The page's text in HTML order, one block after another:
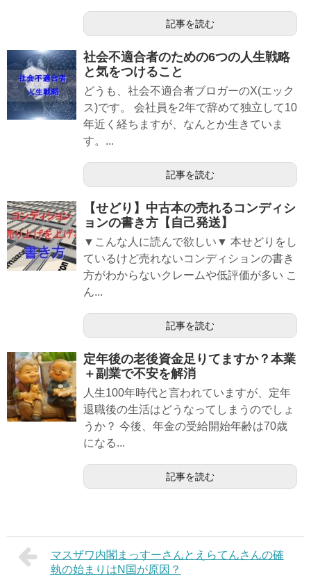
記事を読む
社会不適合者のための6つの人生戦略
と気をつけること
どうも、社会不適合者ブロガーのX(エック
ス)です。 会社員を2年で辞めて独立して10
年近く経ちますが、なんとか生きていま
す。...
記事を読む
【せどり】中古本の売れるコンディシ
ョンの書き方【自己発送】
▼こんな人に読んで欲しい▼ 本せどりをし
ているけど売れないコンディションの書き
方がわからないクレームや低評価が多い こ
ん...
記事を読む
定年後の老後資金足りてますか？本業
＋副業で不安を解消
人生100年時代と言われていますが、定年
退職後の生活はどうなってしまうのでしょ
うか？ 今後、年金の受給開始年齢は70歳
になる...
記事を読む
マスザワ内閣まっすーさんとえらてんさんの確
執の始まりはN国が原因？